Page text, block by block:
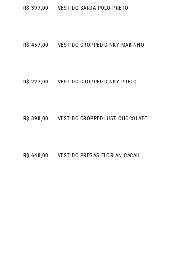
R$ 397,00 NEW IN
VESTIDO SARJA POLO PRETO
R$ 457,00 VESTIDO CROPPED DINKY MARINHO
R$ 227,00 VESTIDO CROPPED DINKY PRETO
R$ 398,00 NEW IN
VESTIDO CROPPED LUST CHOCOLATE
R$ 648,00 VESTIDO PREGAS FLORIAN CACAU